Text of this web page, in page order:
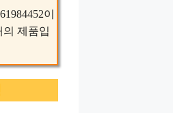
이
의 제품입